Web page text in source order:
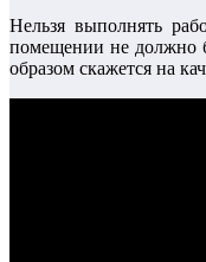
Нельзя выполнять
помещении не должно
образом скажется на